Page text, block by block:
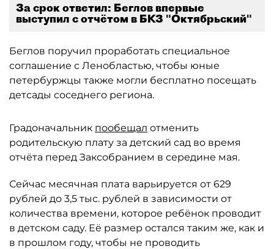
За срок ответил: Беглов впервые
выступил с отчётом в БКЗ "Октябрьский"
Беглов поручил проработать специальное
соглашение с Ленобластью, чтобы юные
петербуржцы также могли бесплатно посещать
детсады соседнего региона.
Градоначальник пообещал отменить
родительскую плату за детский сад во время
отчёта перед Заксобранием в середине мая.
Сейчас месячная плата варьируется от 629
рублей до 3,5 тыс. рублей в зависимости от
количества времени, которое ребёнок проводит
в детском саду. Её размер остался таким же, как и
в прошлом году, чтобы не проводить